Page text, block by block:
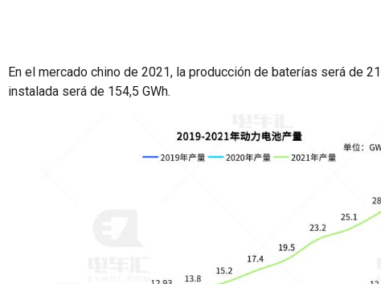
En el mercado chino de 2021, la producción de baterías será de
instalada será de 154,5 GWh.